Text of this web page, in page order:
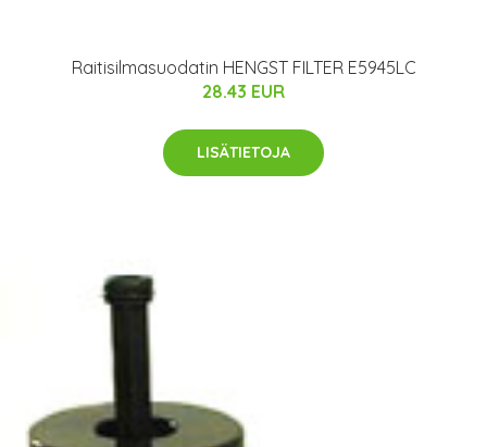
Raitisilmasuodatin HENGST FILTER E5945LC
28.43 EUR
LISÄTIETOJA